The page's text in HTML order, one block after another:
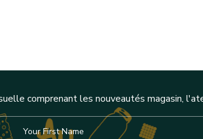
comprenant les nouveautés magasin,